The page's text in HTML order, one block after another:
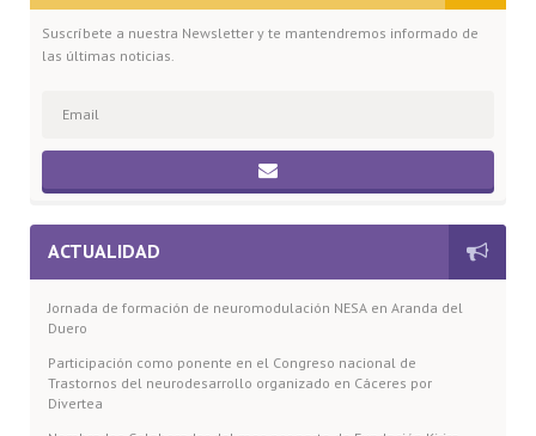
Suscríbete a nuestra Newsletter y te mantendremos informado de
las últimas noticias.
ACTUALIDAD
Jornada de formación de neuromodulación NESA en Aranda del
Duero
Participación como ponente en el Congreso nacional de
Trastornos del neurodesarrollo organizado en Cáceres por
Divertea